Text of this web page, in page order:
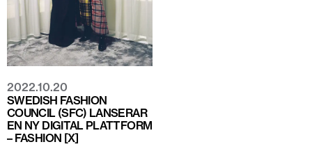
2022.10.20
SWEDISH FASHION
COUNCIL (SFC) LANSERAR
EN NY DIGITAL PLATTFORM
– FASHION [X]